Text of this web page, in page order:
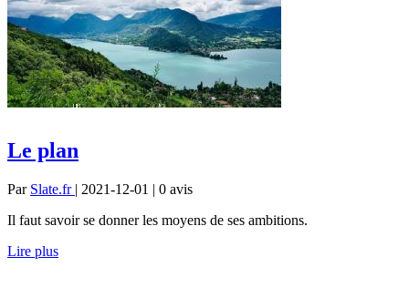
Le plan
Par Slate.fr | 2021-12-01 | 0 avis
Il faut savoir se donner les moyens de ses ambitions.
Lire plus